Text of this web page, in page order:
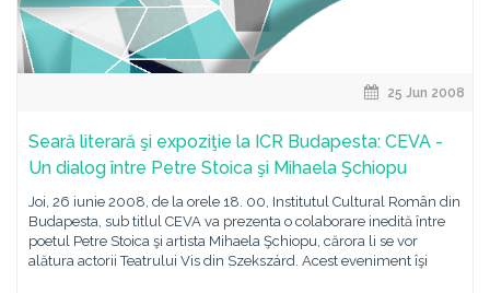
25 Jun 2008
Seară literară şi expoziţie la ICR Budapesta: CEVA -
Un dialog între Petre Stoica şi Mihaela Şchiopu
Joi, 26 iunie 2008, de la orele 18. 00, Institutul Cultural Român din
Budapesta, sub titlul CEVA va prezenta o colaborare inedită între
poetul Petre Stoica şi artista Mihaela Şchiopu, cărora li se vor
alătura actorii Teatrului Vis din Szekszárd. Acest eveniment îşi